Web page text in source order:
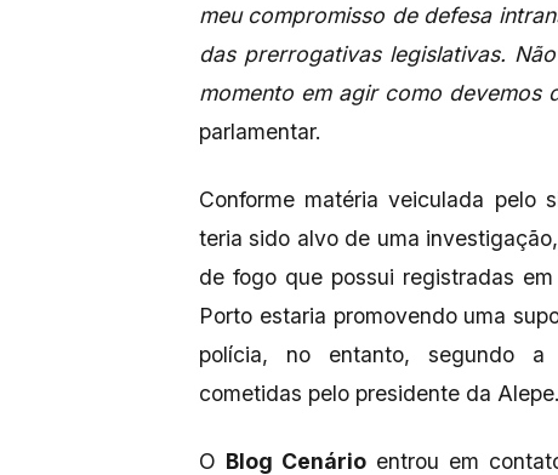
meu compromisso de defesa
das prerrogativas legislativas.
momento em agir como devemos
parlamentar.
Conforme matéria veiculada pelo
teria sido alvo de uma
de fogo que possui registradas
Porto estaria promovendo uma
polícia, no entanto, segundo a
cometidas pelo presidente da Alepe.
O Blog Cenário entrou em